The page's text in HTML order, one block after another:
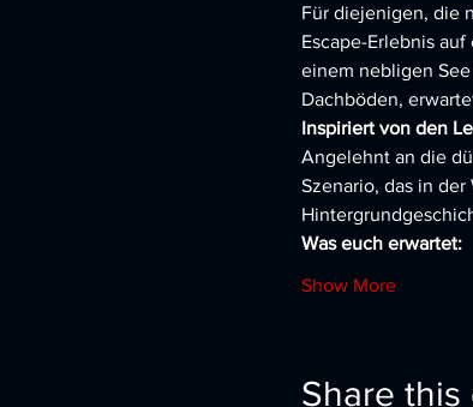
Für diejenigen, die
Escape-Erlebnis
einem nebligen
Dachböden,
Inspiriert von den
Angelehnt an die
Szenario, das in
Was euch erwartet:
Show More
Share this